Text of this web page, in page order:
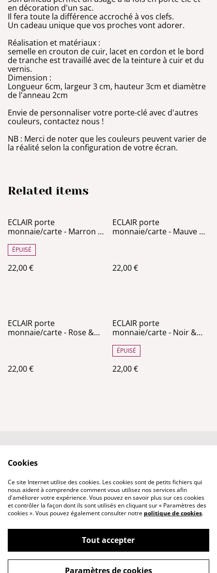
en décoration d'un sac.
Il fera toute la différence accroché à vos clefs.
Un cadeau unique que vos proches vont adorer.
Réalisation et matériaux :
semelle en crouton de cuir, lacet en cordon et le bord
de tranche est travaillé avec de la teinture à cuir et du
vernis.
Dimension :
Longueur 6cm, largeur 3 cm, hauteur 3cm et diamètre
de l'anneau 2cm
Envie de personnaliser votre porte-clé avec d'autres
couleurs, contactez nous !
NB : Merci de noter que les couleurs peuvent varier de
la réalité selon la configuration de votre écran.
Related items
ECLAIR porte
monnaie/carte - Marron &
ÉPUISÉ
22,00 €
ECLAIR porte
monnaie/carte - Mauve &
22,00 €
ECLAIR porte
monnaie/carte - Rose &
22,00 €
ECLAIR porte
monnaie/carte - Noir &
ÉPUISÉ
22,00 €
Conditions générales
Qui suis-je ?
Politique de cookies
Nous contacter
©2026PhenixCuir & PhenixBijoux
Cookies
Ce site Internet utilise des cookies. Les cookies sont de petits fichiers qui
nous aident à comprendre comment vous utilisez nos services afin
d'améliorer votre expérience. Vous pouvez en savoir plus sur ces cookies
et contrôler la façon dont ils sont utilisés en cliquant sur « Paramètres des
cookies ». Vous pouvez également consulter notre politique de cookies.
Tout accepter
Paramètres de cookies